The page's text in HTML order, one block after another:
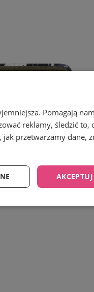
Pomagają
reklamy, śledzić to,
przetwarzamy dane,